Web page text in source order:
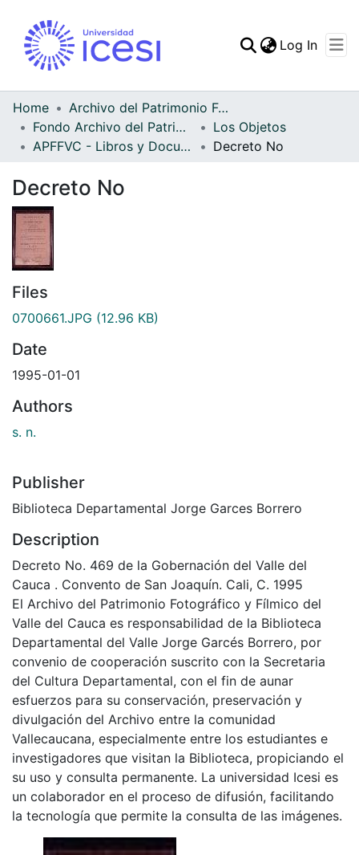
Statistics
Log In
Home
Archivo del Patrimonio Fotográfico y Fílmico del Valle del Cauca
Fondo Archivo del Patrimonio Fotográfico y Fílmico del Valle del Cauca
Los Objetos
APFFVC - Libros y Documentos - Patrimonial
Decreto No
Decreto No
Files
0700661.JPG (12.96 KB)
Date
1995-01-01
Authors
s. n.
Publisher
Biblioteca Departamental Jorge Garces Borrero
Description
Decreto No. 469 de la Gobernación del Valle del
Cauca . Convento de San Joaquín. Cali, C. 1995
El Archivo del Patrimonio Fotográfico y Fílmico del
Valle del Cauca es responsabilidad de la Biblioteca
Departamental del Valle Jorge Garcés Borrero, por
convenio de cooperación suscrito con la Secretaria
del Cultura Departamental, con el fin de aunar
esfuerzos para su conservación, preservación y
divulgación del Archivo entre la comunidad
Vallecaucana, especialmente entre los estudiantes e
investigadores que visitan la Biblioteca, propiciando el
su uso y consulta permanente. La universidad Icesi es
un colaborador en el proceso de difusión, facilitando
la tecnología que permite la consulta de las imágenes.